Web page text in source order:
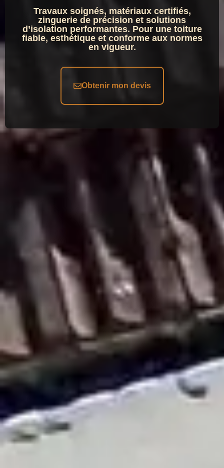
Travaux soignés, matériaux certifiés,
zinguerie de précision et solutions
d’isolation performantes. Pour une toiture
fiable, esthétique et conforme aux normes
en vigueur.
Obtenir mon devis